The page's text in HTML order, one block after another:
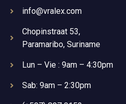
info@vralex.com
Chopinstraat 53,
Paramaribo, Suriname
Lun – Vie : 9am – 4:30pm
Sab: 9am – 2:30pm